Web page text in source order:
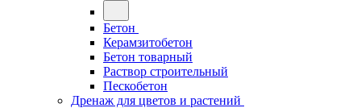
Бетон
Керамзитобетон
Бетон товарный
Раствор строительный
Пескобетон
Дренаж для цветов и растений